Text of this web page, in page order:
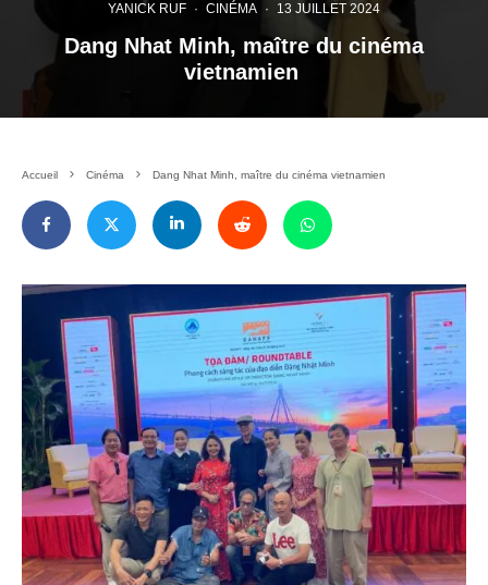
YANICK RUF · CINÉMA · 13 JUILLET 2024
Dang Nhat Minh, maître du cinéma
vietnamien
Accueil Cinéma Dang Nhat Minh, maître du cinéma vietnamien